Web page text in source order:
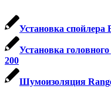
Установка спойлера
Установка
200
Шумоизоляция